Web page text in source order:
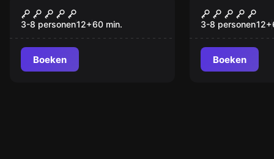
The Wizard School
3-8 personen12+60 min.
Boeken
Theft at
3-8 personen12+
Boeken